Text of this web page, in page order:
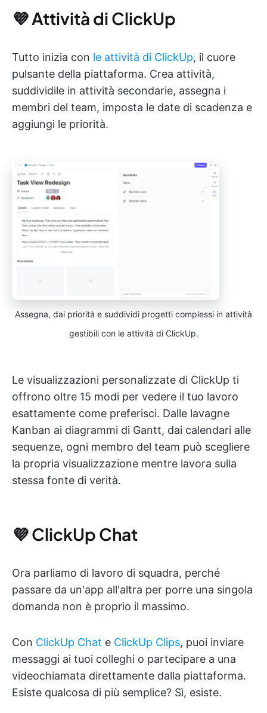
💜 Attività di ClickUp
Tutto inizia con le attività di ClickUp, il cuore
pulsante della piattaforma. Crea attività,
suddividile in attività secondarie, assegna i
membri del team, imposta le date di scadenza e
aggiungi le priorità.
Assegna, dai priorità e suddividi progetti complessi in attività
gestibili con le attività di ClickUp.
Le visualizzazioni personalizzate di ClickUp ti
offrono oltre 15 modi per vedere il tuo lavoro
esattamente come preferisci. Dalle lavagne
Kanban ai diagrammi di Gantt, dai calendari alle
sequenze, ogni membro del team può scegliere
la propria visualizzazione mentre lavora sulla
stessa fonte di verità.
💜 ClickUp Chat
Ora parliamo di lavoro di squadra, perché
passare da un'app all'altra per porre una singola
domanda non è proprio il massimo.
Con ClickUp Chat e ClickUp Clips, puoi inviare
messaggi ai tuoi colleghi o partecipare a una
videochiamata direttamente dalla piattaforma.
Esiste qualcosa di più semplice? Sì, esiste.